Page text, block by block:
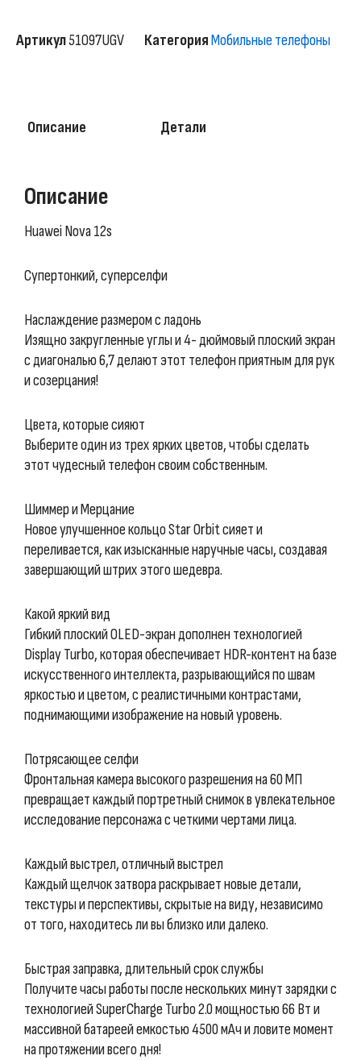
Артикул51097UGV КатегорияМобильные телефоны
Описание Детали
Описание
Huawei Nova 12s
Супертонкий, суперселфи
Наслаждение размером с ладонь
Изящно закругленные углы и 4- дюймовый плоский экран
с диагональю 6,7 делают этот телефон приятным для рук
и созерцания!
Цвета, которые сияют
Выберите один из трех ярких цветов, чтобы сделать
этот чудесный телефон своим собственным.
Шиммер и Мерцание
Новое улучшенное кольцо Star Orbit сияет и
переливается, как изысканные наручные часы, создавая
завершающий штрих этого шедевра.
Какой яркий вид
Гибкий плоский OLED-экран дополнен технологией
Display Turbo, которая обеспечивает HDR-контент на базе
искусственного интеллекта, разрывающийся по швам
яркостью и цветом, с реалистичными контрастами,
поднимающими изображение на новый уровень.
Потрясающее селфи
Фронтальная камера высокого разрешения на 60 МП
превращает каждый портретный снимок в увлекательное
исследование персонажа с четкими чертами лица.
Каждый выстрел, отличный выстрел
Каждый щелчок затвора раскрывает новые детали,
текстуры и перспективы, скрытые на виду, независимо
от того, находитесь ли вы близко или далеко.
Быстрая заправка, длительный срок службы
Получите часы работы после нескольких минут зарядки с
технологией SuperCharge Turbo 2.0 мощностью 66 Вт и
массивной батареей емкостью 4500 мАч и ловите момент
на протяжении всего дня!